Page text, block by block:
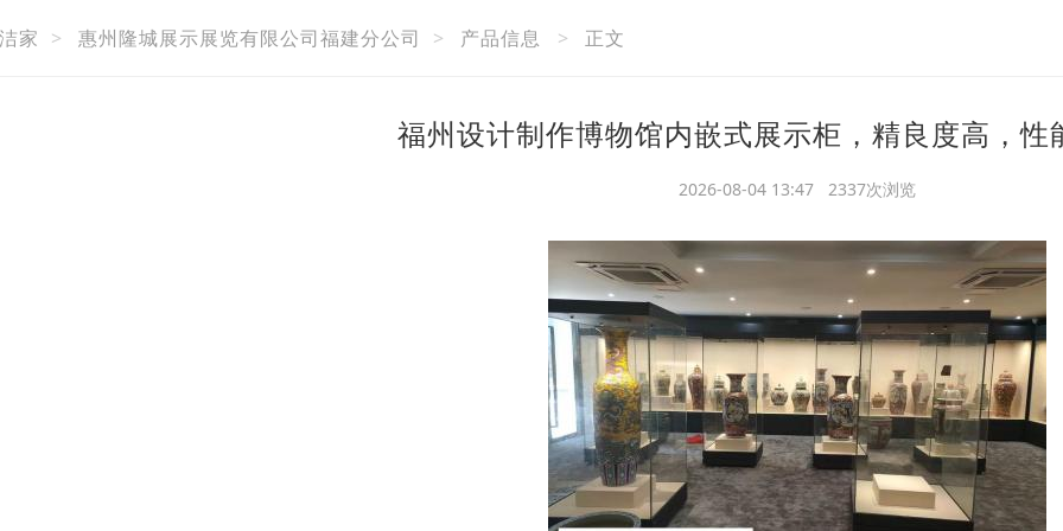
家 > 惠州隆城展示展览有限公司福建分公司 > 产品信息 > 正文
福州设计制作博物馆内嵌式展示柜，精良度高，性
2026-08-04 13:47 2337次浏览